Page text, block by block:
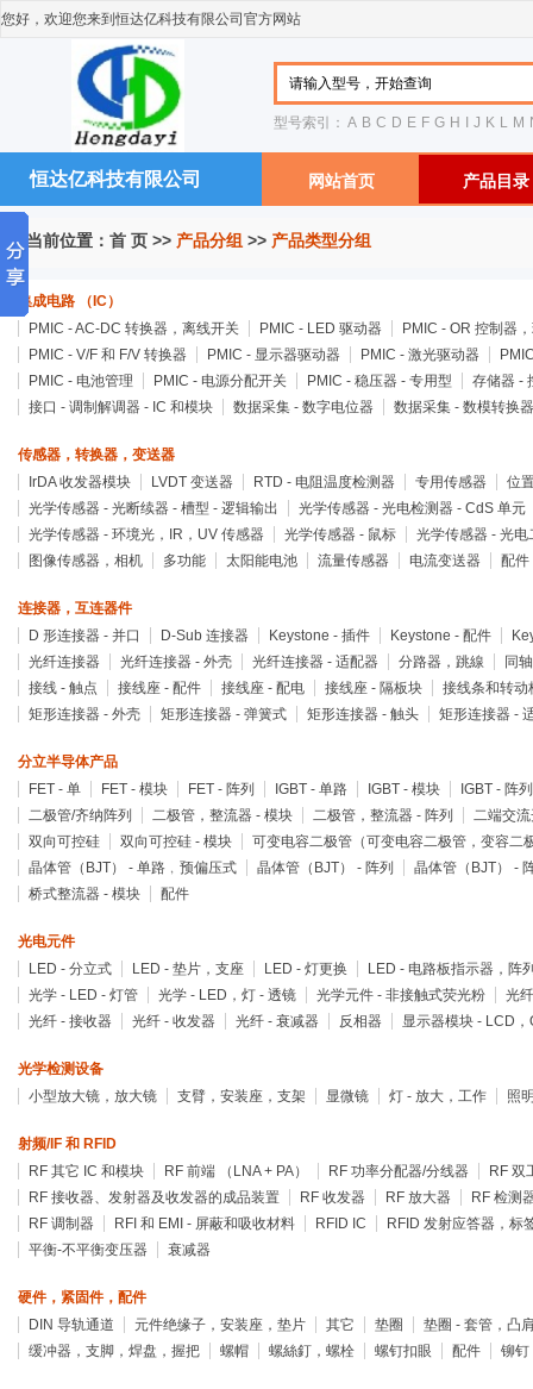
您好，欢迎您来到恒达亿科技有限公司官方网站
型号索引： A B C D E F G H J K L M
恒达亿科技有限公司 网站首页 产品目录
您当前位置： 首 页 >> 产品分组 >> 产品类型分组
集成电路 （IC）
PMIC - AC-DC 转换器，离线开关
PMIC - LED 驱动器
PMIC - OR 控制器
PMIC - V/F 和 F/V 转换器
PMIC - 显示器驱动器 PMIC - 激光驱动器
PMIC - 电池管理
PMIC - 电源分配开关 PMIC - 稳压器 - 专用型
存储器 -
接口 - 调制解调器 - IC 和模块
数据采集 - 数字电位器 数据采集 - 数模转换器
传感器，转换器，变送器
IrDA 收发器模块
LVDT 变送器 RTD - 电阻温度检测器 专用传感器
位
光学传感器 - 光断续器 - 槽型 - 逻辑输出
光学传感器 - 光电检测器 - CdS 单元
光学传感器 - 环境光，IR，UV 传感器
光学传感器 - 鼠标
光学传感器 - 光电
图像传感器，相机
多功能 太阳能电池 流量传感器 电流变送器 配件
连接器，互连器件
D 形连接器 - 并口
D-Sub 连接器 Keystone - 插件 Keystone - 配件
光纤连接器
光纤连接器 - 外壳 光纤连接器 - 适配器 分路器，跳線
同
接线 - 触点
接线座 - 配件 接线座 - 配电 接线座 - 隔板块
接线条和转动
矩形连接器 - 外壳
矩形连接器 - 弹簧式 矩形连接器 - 触头 矩形连接器 -
分立半导体产品
FET - 单
FET - 模块 FET - 阵列 IGBT - 单路 IGBT - 模块
IGBT - 阵列
二极管/齐纳阵列
二极管，整流器 - 模块 二极管，整流器 - 阵列
二端交
双向可控硅
双向可控硅 - 模块
可变电容二极管（可变电容二极管，变容二
晶体管（BJT） - 单路﹐预偏压式
晶体管（BJT） - 阵列
晶体管（BJT） -
桥式整流器 - 模块
配件
光电元件
LED - 分立式
LED - 垫片，支座 LED - 灯更换
LED - 电路板指示器，阵
光学 - LED - 灯管
光学 - LED，灯 - 透镜 光学元件 - 非接触式荧光粉
光
光纤 - 接收器
光纤 - 收发器 光纤 - 衰减器 反相器 显示器模块 - LCD
光学检测设备
小型放大镜，放大镜
支臂，安装座，支架 显微镜 灯 - 放大，工作 照
射频/IF 和 RFID
RF 其它 IC 和模块
RF 前端 （LNA + PA） RF 功率分配器/分线器
RF 双
RF 接收器、发射器及收发器的成品装置
RF 收发器 RF 放大器
RF 检测
RF 调制器
RFI 和 EMI - 屏蔽和吸收材料 RFID IC
RFID 发射应答器，标
平衡-不平衡变压器
衰减器
硬件，紧固件，配件
DIN 导轨通道
元件绝缘子，安装座，垫片 其它 垫圈
垫圈 - 套管，凸
缓冲器，支脚，焊盘，握把
螺帽 螺絲釘，螺栓 螺钉扣眼 配件 铆钉